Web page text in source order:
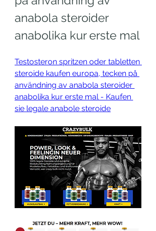
anabola steroider
anabolika kur erste mal
Testosteron spritzen oder tabletten
steroide kaufen europa, tecken på
användning av anabola steroider
anabolika kur erste mal - Kaufen
sie legale anabole steroide